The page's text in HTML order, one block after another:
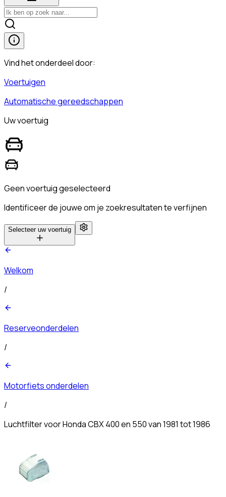
Vind het onderdeel door:
Voertuigen
Automatische gereedschappen
Uw voertuig
Geen voertuig geselecteerd
Identificeer de jouwe om je zoekresultaten te verfijnen
Selecteer uw voertuig
Welkom
/
Reserveonderdelen
/
Motorfiets onderdelen
/
Luchtfilter voor Honda CBX 400 en 550 van 1981 tot 1986